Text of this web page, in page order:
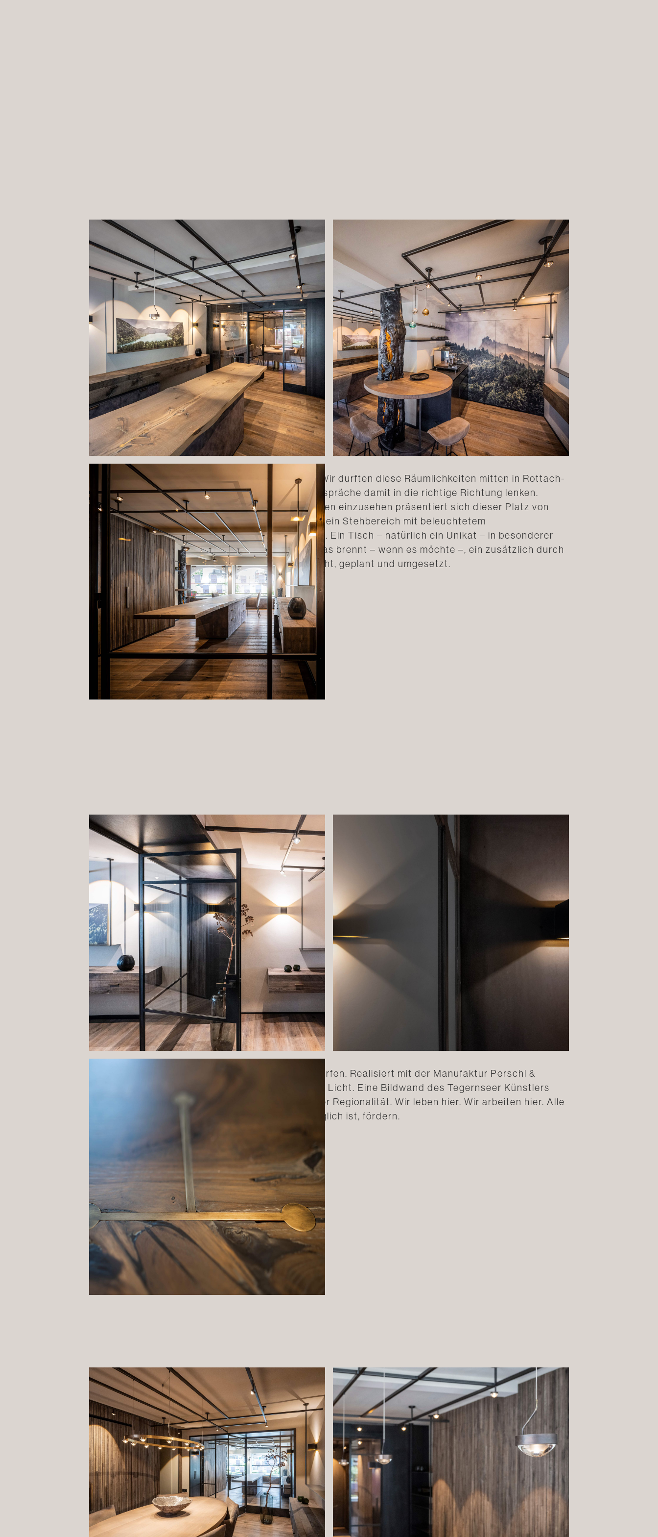
Klein und fein ist hier das Motto. Besonders fein. Wir durften diese Räumlichkeiten mitten in Rottach-
Egern verzaubern und hoffentlich viele Kundengespräche damit in die richtige Richtung lenken.
Lichtdurchflutet und für jeden Vorbeischlendernden einzusehen präsentiert sich dieser Platz von
einer ganz besonderen Seite. Im Eingangsbereich ein Stehbereich mit beleuchtetem
Baumstammunikat für den Willkommens-Espresso. Ein Tisch – natürlich ein Unikat – in besonderer
Länge –, bequeme Sitzmöglichkeiten, ein Feuer, das brennt – wenn es möchte –, ein zusätzlich durch
Stahltüren abgetrennter Rückzugsort … durchdacht, geplant und umgesetzt.
Das Lichtkonzept individuell entwickelt und entworfen. Realisiert mit der Manufaktur Perschl &
Perschl aus der Region. Rückt alles in das richtige Licht. Eine Bildwand des Tegernseer Künstlers
Chris Tille unterstreicht unsere Wertschätzung der Regionalität. Wir leben hier. Wir arbeiten hier. Alle
miteinander. Das möchten wir immer, wenn es möglich ist, fördern.